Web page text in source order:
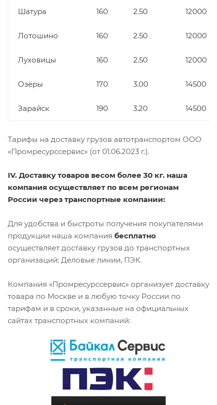
Шатура 160 2.50 12000
Лотошино 160 2.50 12000
Луховицы 160 2.50 12000
Озёры 170 3.00 14500
Зарайск 190 3.20 14500
Тарифы на доставку грузов автотранспортом ООО
«Промресурссервис» (от 01.06.2023 г.).
IV. Доставку товаров весом более 30 кг. наша
компания осуществляет по всем регионам
России через транспортные компании:
Для удобства и быстроты получения покупателями
продукции наша компания бесплатно
осуществляет доставку грузов до транспортных
организаций: Деловые линии, ПЭК.
Компания «Промресурссервис» организует доставку
товара по Москве и в любую точку России по
тарифам и в сроки, указанные на официальных
сайтах транспортных компаний: